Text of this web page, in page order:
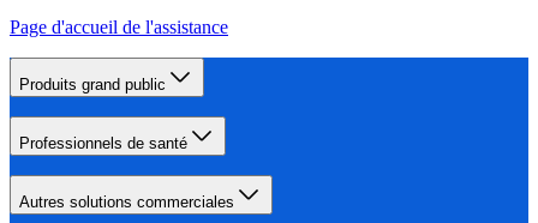
Page d'accueil de l'assistance
Produits grand public
Professionnels de santé
Autres solutions commerciales